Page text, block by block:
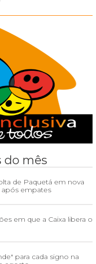
do mês
de Paquetá em nova
após empates
em que a Caixa libera o
para cada signo na